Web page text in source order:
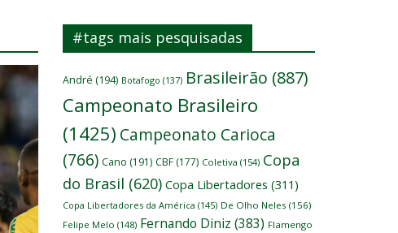
#tags mais pesquisadas
André (194) Botafogo (137) Brasileirão (887)
Campeonato Brasileiro
(1425) Campeonato Carioca
(766) Cano (191) CBF (177) Coletiva (154) Copa
do Brasil (620) Copa Libertadores (311)
Copa Libertadores da América (145) De Olho Neles (156)
Felipe Melo (148) Fernando Diniz (383) Flamengo